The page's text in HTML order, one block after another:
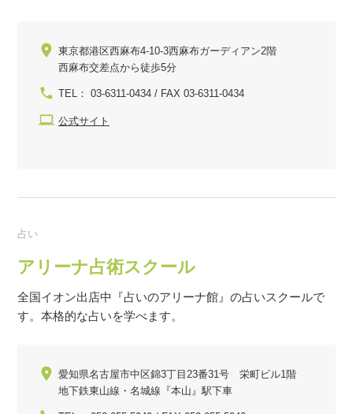
東京都港区西麻布4-10-3西麻布ガーディアン2階
西麻布交差点から徒歩5分
TEL： 03-6311-0434 / FAX 03-6311-0434
公式サイト
占い
アリーナ占術スクール
全国イオン出店中『占いのアリーナ館』の占いスクールで
す。本格的な占いを学べます。
愛知県名古屋市中区錦3丁目23番31号 栄町ビル1階
地下鉄東山線・名城線『本山』駅下車